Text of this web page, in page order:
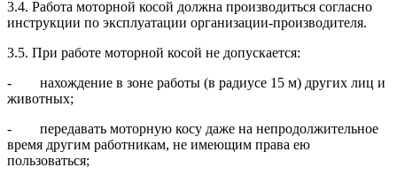
3.4. Работа моторной косой должна производиться согласно
инструкции по эксплуатации организации-производителя.
3.5. При работе моторной косой не допускается:
- нахождение в зоне работы (в радиусе 15 м) других лиц и
животных;
- передавать моторную косу даже на непродолжительное
время другим работникам, не имеющим права ею
пользоваться;